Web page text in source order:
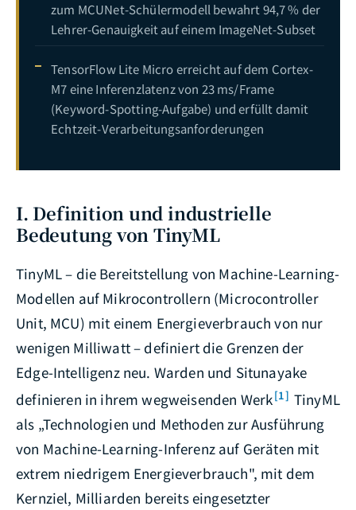
zum MCUNet-Schülermodell bewahrt 94,7 % der
Lehrer-Genauigkeit auf einem ImageNet-Subset
TensorFlow Lite Micro erreicht auf dem Cortex-
M7 eine Inferenzlatenz von 23 ms/Frame
(Keyword-Spotting-Aufgabe) und erfüllt damit
Echtzeit-Verarbeitungsanforderungen
I. Definition und industrielle
Bedeutung von TinyML
TinyML – die Bereitstellung von Machine-Learning-
Modellen auf Mikrocontrollern (Microcontroller
Unit, MCU) mit einem Energieverbrauch von nur
wenigen Milliwatt – definiert die Grenzen der
Edge-Intelligenz neu. Warden und Situnayake
definieren in ihrem wegweisenden Werk[1] TinyML
als „Technologien und Methoden zur Ausführung
von Machine-Learning-Inferenz auf Geräten mit
extrem niedrigem Energieverbrauch", mit dem
Kernziel, Milliarden bereits eingesetzter